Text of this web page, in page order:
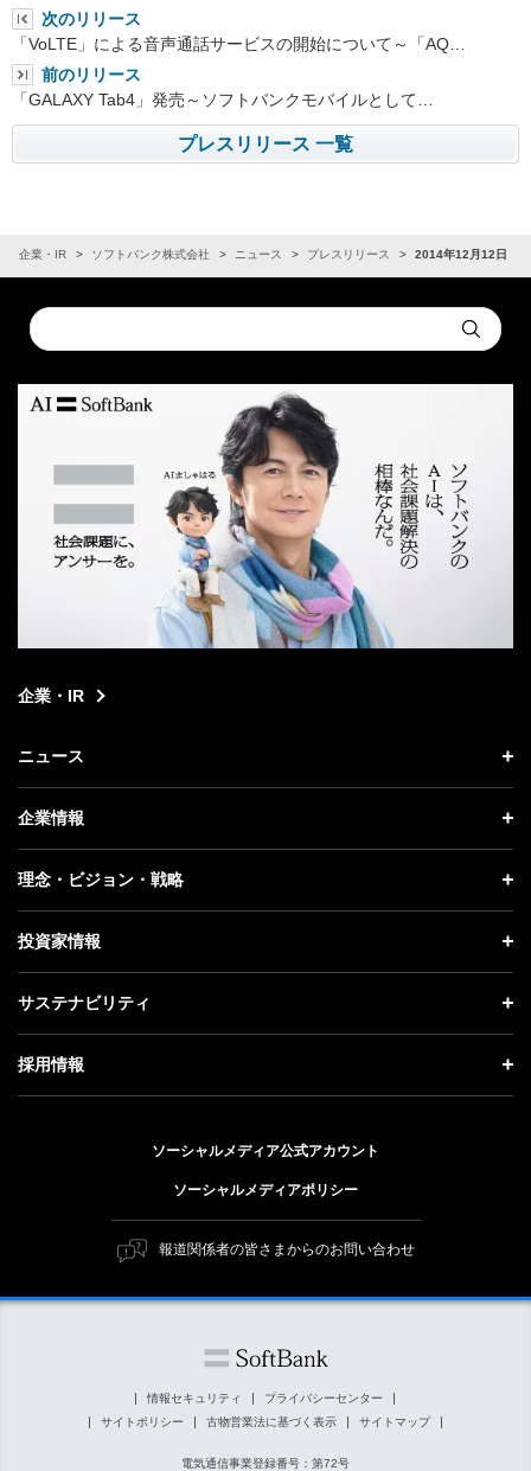
次のリリース
「VoLTE」による音声通話サービスの開始について～「AQ…
前のリリース
「GALAXY Tab4」発売～ソフトバンクモバイルとして…
プレスリリース 一覧
企業・IR ソフトバンク株式会社 ニュース プレスリリース 2014年12月12日
Conduct
a
Submit
企業・IR
ニュース
ニュース トップ
プレスリリース
更新情報
記者説明会
企業情報
企業情報 トップ
社長メッセージ
事業紹介
ガバナンス
理念・ビジョン・戦略
理念・ビジョン・戦略 トップ
成長戦略「Activate AI for Society」
人材戦略
投資家情報
投資家情報 トップ
経営方針
個人投資家の皆さまへ
株式と社債について
サステナビリティ
サステナビリティ トップ
トップメッセージ
ESG方針・体制
マテリアリティ（重要課題）
ESGの主な取り組み
外部評価・イニシアチブ
採用情報
障がい者採用
ソフトバンク クルー採用
ソーシャルメディア公式アカウント
ソーシャルメディアポリシー
報道関係者の皆さまからのお問い合わせ
情報セキュリティ
プライバシーセンター
サイトポリシー
古物営業法に基づく表示 サイトマップ
電気通信事業登録番号：第72号